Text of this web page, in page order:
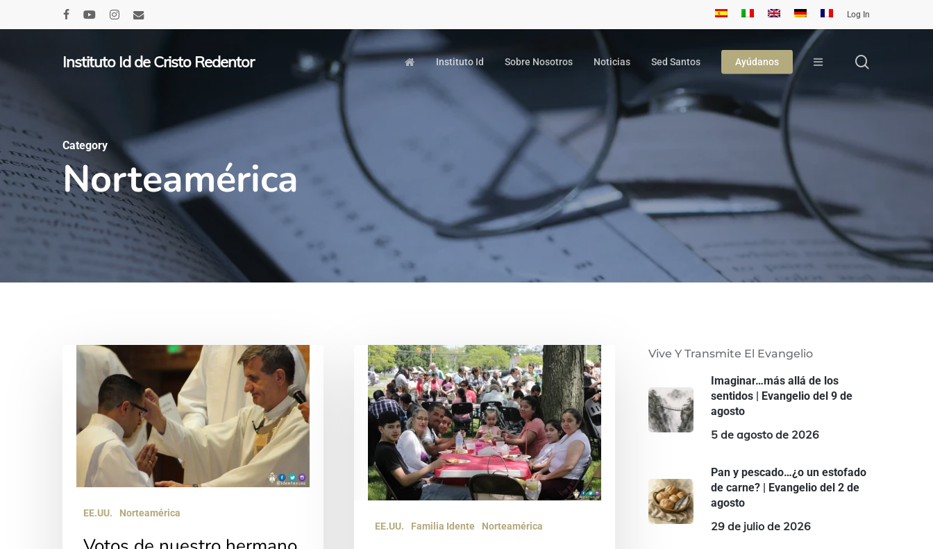
to
Log In
Instituto Id de Cristo Redentor Instituto Id Sobre Nosotros Noticias Sed Santos Ayúdanos
Category
Norteamérica
Votos
nuestro
hermano
Jonathan
Ibarra
EE.UU. Norteamérica
Encuentro
familia
idente
Nueva
EE.UU. Familia Idente Norteamérica
Vive Y Transmite El Evangelio
Imaginar…más allá de los
sentidos | Evangelio del 9 de
agosto
5 de agosto de 2026
Pan y pescado…¿o un estofado
de carne? | Evangelio del 2 de
agosto
29 de julio de 2026